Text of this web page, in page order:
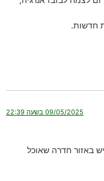
חדשות.
09/05/2025 בשעה 22:39
באזור חדרה שאוכל